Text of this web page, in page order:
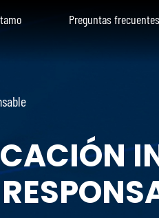
Preguntas frecuentes